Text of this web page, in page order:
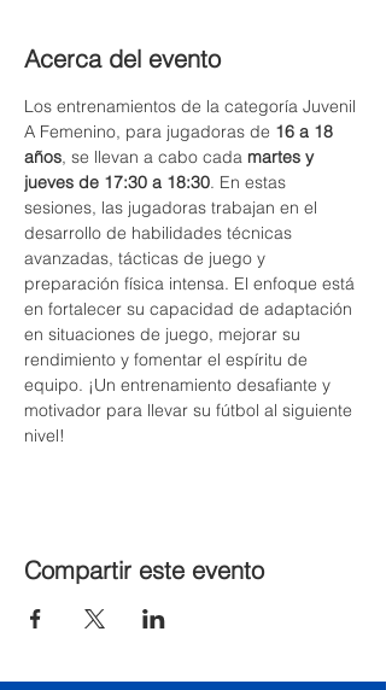
Acerca del evento
Los entrenamientos de la categoría Juvenil
A Femenino, para jugadoras de 16 a 18
años, se llevan a cabo cada martes y
jueves de 17:30 a 18:30. En estas
sesiones, las jugadoras trabajan en el
desarrollo de habilidades técnicas
avanzadas, tácticas de juego y
preparación física intensa. El enfoque está
en fortalecer su capacidad de adaptación
en situaciones de juego, mejorar su
rendimiento y fomentar el espíritu de
equipo. ¡Un entrenamiento desafiante y
motivador para llevar su fútbol al siguiente
nivel!
Compartir este evento